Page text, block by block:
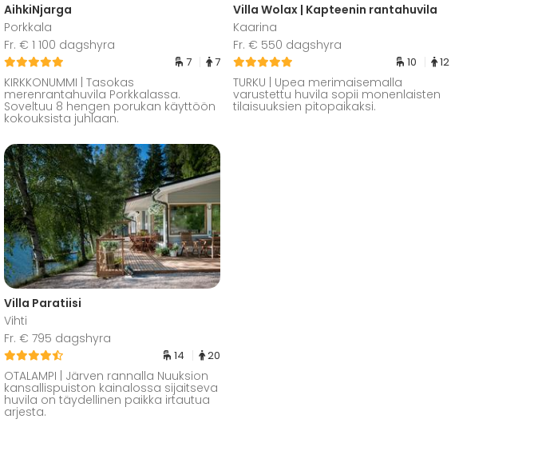
AihkiNjarga
Porkkala
Fr. € 1 100 dagshyra
7 7
KIRKKONUMMI | Tasokas
merenrantahuvila Porkkalassa.
Soveltuu 8 hengen porukan käyttöön
kokouksista juhlaan.
Villa Wolax | Kapteenin rantahuvila
Kaarina
Fr. € 550 dagshyra
10 12
TURKU | Upea merimaisemalla
varustettu huvila sopii monenlaisten
tilaisuuksien pitopaikaksi.
Villa Paratiisi
Vihti
Fr. € 795 dagshyra
14 20
OTALAMPI | Järven rannalla Nuuksion
kansallispuiston kainalossa sijaitseva
huvila on täydellinen paikka irtautua
arjesta.